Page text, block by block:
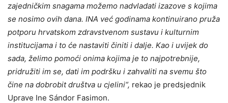
zajedničkim snagama možemo nadvladati izazove s kojima
se nosimo ovih dana. INA već godinama kontinuirano pruža
potporu hrvatskom zdravstvenom sustavu i kulturnim
institucijama i to će nastaviti činiti i dalje. Kao i uvijek do
sada, želimo pomoći onima kojima je to najpotrebnije,
pridružiti im se, dati im podršku i zahvaliti na svemu što
čine na dobrobit društva u cjelini“, rekao je predsjednik
Uprave Ine Sándor Fasimon.